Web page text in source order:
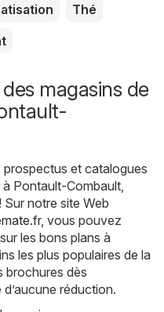
Thé
magasins de
et catalogues
Pontault-Combault,
notre site Web
, vous pouvez
les bons plans à
les plus populaires de la
brochures dès
réduction.